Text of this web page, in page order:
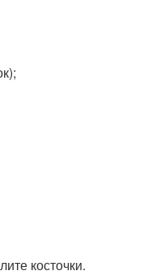
косточки.